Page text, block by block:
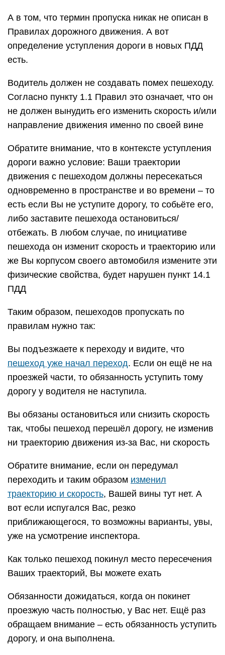
А в том, что термин пропуска никак не описан в
Правилах дорожного движения. А вот
определение уступления дороги в новых ПДД
есть.
Водитель должен не создавать помех пешеходу.
Согласно пункту 1.1 Правил это означает, что он
не должен вынудить его изменить скорость и/или
направление движения именно по своей вине
Обратите внимание, что в контексте уступления
дороги важно условие: Ваши траектории
движения с пешеходом должны пересекаться
одновременно в пространстве и во времени – то
есть если Вы не уступите дорогу, то собьёте его,
либо заставите пешехода остановиться/
отбежать. В любом случае, по инициативе
пешехода он изменит скорость и траекторию или
же Вы корпусом своего автомобиля измените эти
физические свойства, будет нарушен пункт 14.1
ПДД
Таким образом, пешеходов пропускать по
правилам нужно так:
Вы подъезжаете к переходу и видите, что
пешеход уже начал переход. Если он ещё не на
проезжей части, то обязанность уступить тому
дорогу у водителя не наступила.
Вы обязаны остановиться или снизить скорость
так, чтобы пешеход перешёл дорогу, не изменив
ни траекторию движения из-за Вас, ни скорость
Обратите внимание, если он передумал
переходить и таким образом изменил
траекторию и скорость, Вашей вины тут нет. А
вот если испугался Вас, резко
приближающегося, то возможны варианты, увы,
уже на усмотрение инспектора.
Как только пешеход покинул место пересечения
Ваших траекторий, Вы можете ехать
Обязанности дожидаться, когда он покинет
проезжую часть полностью, у Вас нет. Ещё раз
обращаем внимание – есть обязанность уступить
дорогу, и она выполнена.